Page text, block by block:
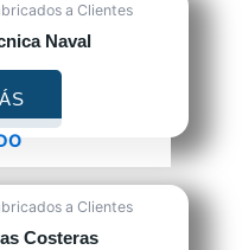
a Clientes
Naval
a Clientes
Costeras